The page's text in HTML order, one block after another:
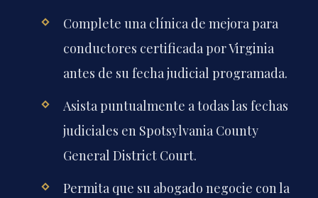
Complete una clínica de mejora para
conductores certificada por Virginia
antes de su fecha judicial programada.
Asista puntualmente a todas las fechas
judiciales en Spotsylvania County
General District Court.
Permita que su abogado negocie con la